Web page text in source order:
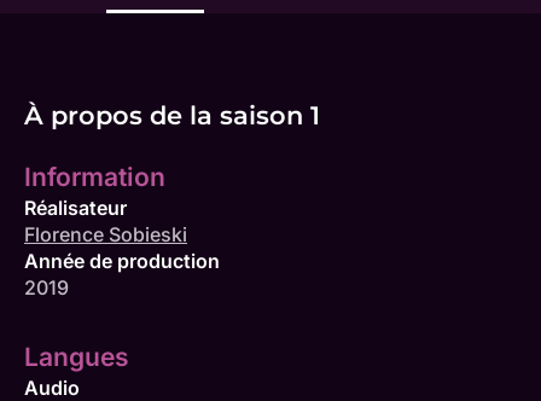
À propos de la saison 1
Information
Réalisateur
Florence Sobieski
Année de production
2019
Langues
Audio